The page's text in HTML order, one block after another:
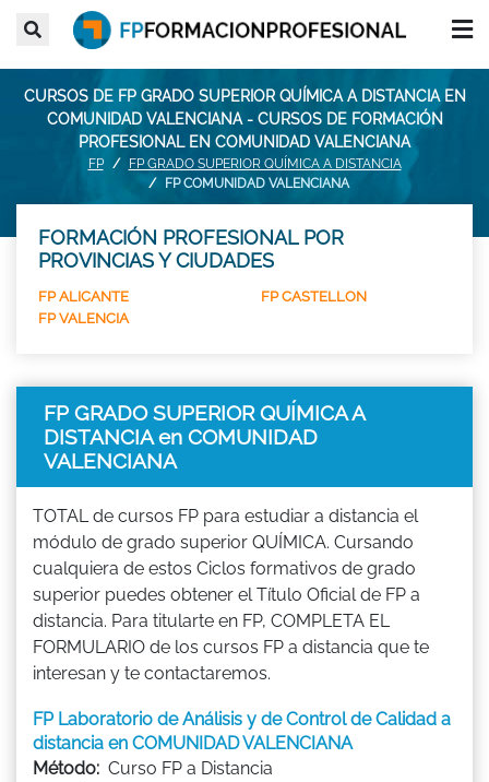
CURSOS DE FP GRADO SUPERIOR QUÍMICA A DISTANCIA EN
COMUNIDAD VALENCIANA - CURSOS DE FORMACIÓN
PROFESIONAL EN COMUNIDAD VALENCIANA
FP
FP GRADO SUPERIOR QUÍMICA A DISTANCIA
FP COMUNIDAD VALENCIANA
FORMACIÓN PROFESIONAL POR
PROVINCIAS Y CIUDADES
FP ALICANTE
FP CASTELLON
FP VALENCIA
FP GRADO SUPERIOR QUÍMICA A
DISTANCIA en COMUNIDAD
VALENCIANA
TOTAL de cursos FP para estudiar a distancia el
módulo de grado superior QUÍMICA. Cursando
cualquiera de estos Ciclos formativos de grado
superior puedes obtener el Título Oficial de FP a
distancia. Para titularte en FP, COMPLETA EL
FORMULARIO de los cursos FP a distancia que te
interesan y te contactaremos.
FP Laboratorio de Análisis y de Control de Calidad a
distancia en COMUNIDAD VALENCIANA
Método: Curso FP a Distancia